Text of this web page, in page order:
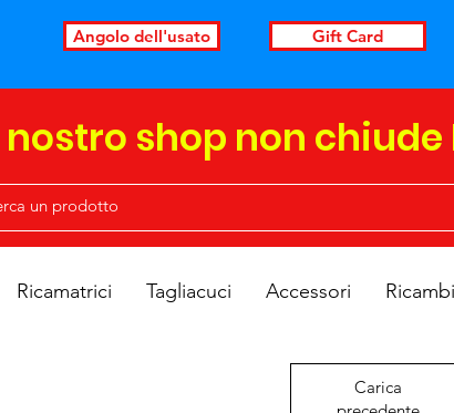
Angolo dell'usato Gift Card
shop non chiude
Ricamatrici Tagliacuci Accessori Ricambi
Carica